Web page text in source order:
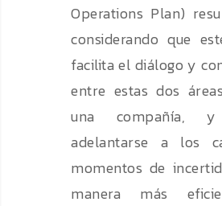
Operations Plan)
considerando que
facilita el diálogo y
entre estas dos
una compañía,
adelantarse a los
momentos de
manera más